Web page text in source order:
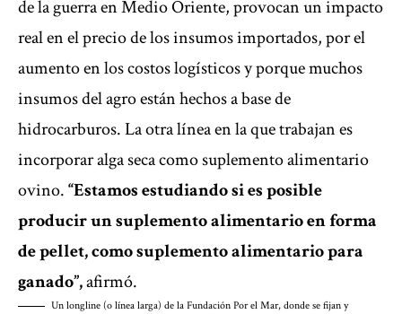
de la guerra en Medio Oriente, provocan un impacto
real en el precio de los insumos importados, por el
aumento en los costos logísticos y porque muchos
insumos del agro están hechos a base de
hidrocarburos. La otra línea en la que trabajan es
incorporar alga seca como suplemento alimentario
ovino.“Estamos estudiando si es posible
producir un suplemento alimentario en forma
de pellet, como suplemento alimentario para
ganado”,afirmó.
Un longline (o línea larga) de la Fundación Por el Mar, donde se fijan y